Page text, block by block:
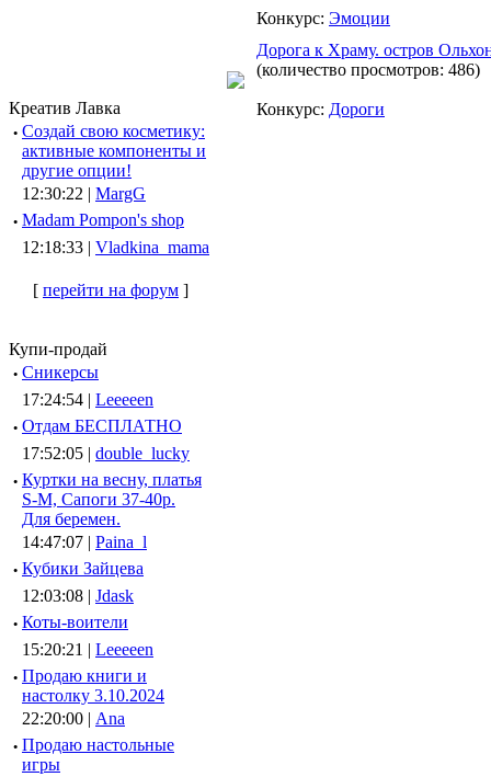
Креатив Лавка
· Создай свою косметику:
активные компоненты и
другие опции!
12:30:22 | MargG
· Madam Pompon's shop
12:18:33 | Vladkina_mama
[ перейти на форум ]
Купи-продай
· Сникерсы
17:24:54 | Leeeeen
· Отдам БЕСПЛАТНО
17:52:05 | double_lucky
· Куртки на весну, платья
S-M, Сапоги 37-40р.
Для беремен.
14:47:07 | Paina_l
· Кубики Зайцева
12:03:08 | Jdask
· Коты-воители
15:20:21 | Leeeeen
· Продаю книги и
настолку 3.10.2024
22:20:00 | Ana
· Продаю настольные
игры
Конкурс: Эмоции
Дорога к Храму. остров
(количество просмотров: 486)
Конкурс: Дороги